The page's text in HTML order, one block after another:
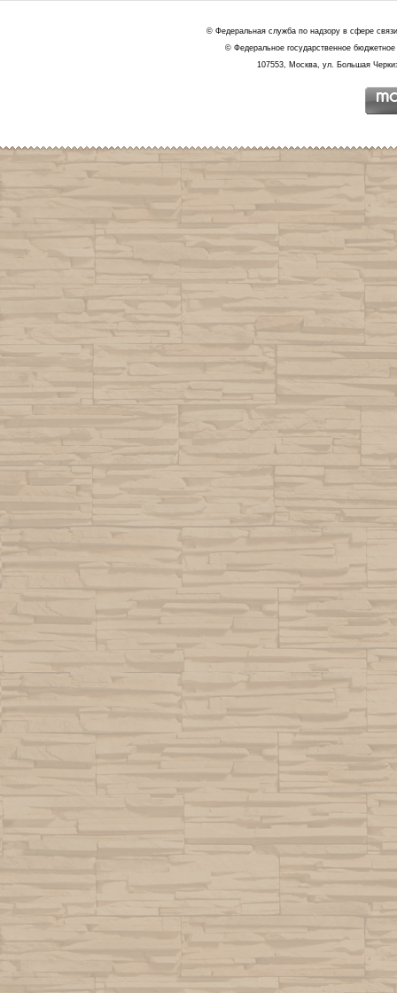
© Федеральная служба по надзору в сфере
© Федеральное государственное
107553, Москва, ул. Большая